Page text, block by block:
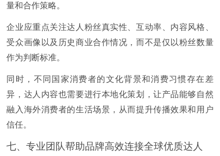
量和合作策略。
企业应重点关注达人粉丝真实性、互动率、内容风格、
受众画像以及历史商业合作情况，而不是仅以粉丝数量
作为判断标准。
同时，不同国家消费者的文化背景和消费习惯存在差
异，达人内容也需要进行本地化策划，让产品能够自然
融入海外消费者的生活场景，从而提升传播效果和用户
信任。
七、专业团队帮助品牌高效连接全球优质达人